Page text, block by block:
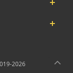
2026